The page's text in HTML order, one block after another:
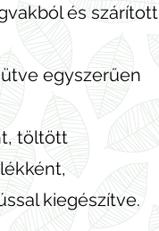
és szárított
egyszerűen
töltött
kiegészítve.